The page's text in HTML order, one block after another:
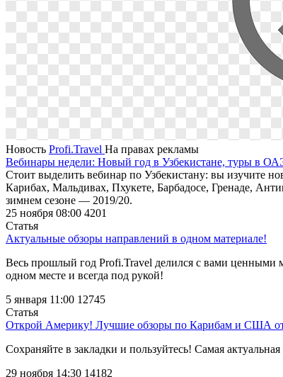
Новость Profi.Travel На правах рекламы
Вебинары недели: Новый год в Узбекистане, туры в
Стоит выделить вебинар по Узбекистану: вы изучите
Карибах, Мальдивах, Пхукете, Барбадосе, Гренаде,
зимнем сезоне — 2019/20.
25 ноября 08:00 4201
Статья
Актуальные обзоры направлений в одном материале!
Весь прошлый год Profi.Travel делился с вами ценными
одном месте и всегда под рукой!
5 января 11:00 12745
Статья
Открой Америку! Лучшие обзоры по Карибам и США
Сохраняйте в закладки и пользуйтесь! Самая
29 ноября 14:30 14182